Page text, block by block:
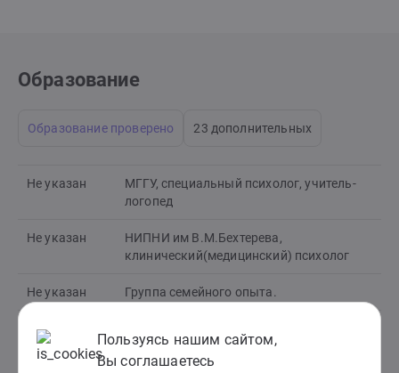
Пользуясь нашим сайтом,
Вы соглашаетесь
Образование
Образование проверено 23 дополнительных
Не указан
МГГУ, специальный психолог, учитель-
логопед
Не указан
НИПНИ им В.М.Бехтерева,
клинический(медицинский) психолог
Не указан Группа семейного опыта.
Не указан
психотерапии. Позитивная
психотерапия.